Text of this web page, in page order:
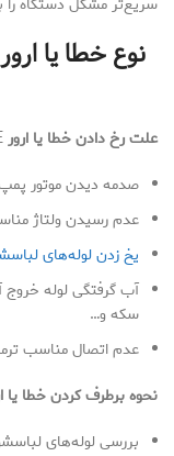
نوع خطا یا
علت رخ دادن خطا یا ارور
صدمه دیدن موتور
عدم رسیدن ولتاژ
یخ زدن لوله‌های
آب گرفتگی لوله
سکه و…
عدم اتصال مناسب
نحوه برطرف کردن خطا یا
بررسی لوله‌های